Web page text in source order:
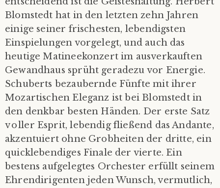
Blomstedt hat in den letzten zehn Jahren
einige seiner frischesten, lebendigsten
Einspielungen vorgelegt, und auch das
heutige Matineekonzert im ausverkauften
Gewandhaus sprüht geradezu vor Energie.
Schuberts bezaubernde Fünfte mit ihrer
Mozartischen Eleganz ist bei Blomstedt in
den denkbar besten Händen. Der erste Satz
voller Esprit, lebendig fließend das Andante,
akzentuiert ohne Grobheiten der dritte, ein
quicklebendiges Finale der vierte. Ein
bestens aufgelegtes Orchester erfüllt seinem
Ehrendirigenten jeden Wunsch, vermutlich,